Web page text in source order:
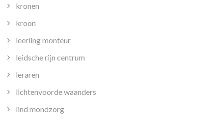
kronen
kroon
leerling monteur
leidsche rijn centrum
leraren
lichtenvoorde waanders
lind mondzorg